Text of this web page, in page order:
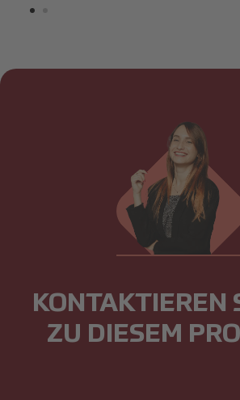
KONTAKTIEREN
ZU DIESEM